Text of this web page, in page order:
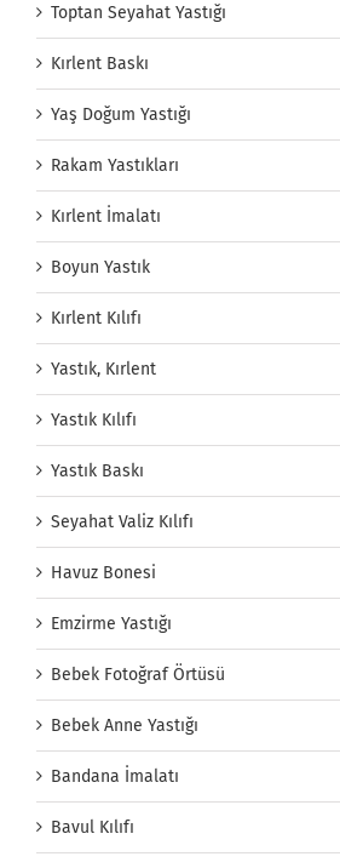
Toptan Seyahat Yastığı
Kırlent Baskı
Yaş Doğum Yastığı
Rakam Yastıkları
Kırlent İmalatı
Boyun Yastık
Kırlent Kılıfı
Yastık, Kırlent
Yastık Kılıfı
Yastık Baskı
Seyahat Valiz Kılıfı
Havuz Bonesi
Emzirme Yastığı
Bebek Fotoğraf Örtüsü
Bebek Anne Yastığı
Bandana İmalatı
Bavul Kılıfı